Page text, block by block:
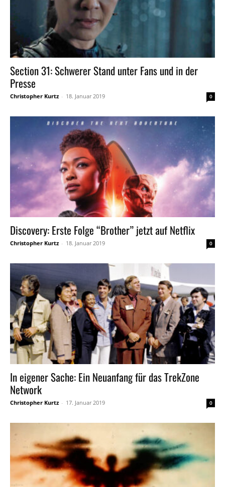
Section 31: Schwerer Stand unter Fans und in der
Presse
Christopher Kurtz - 18. Januar 2019 0
Discovery: Erste Folge “Brother” jetzt auf Netflix
Christopher Kurtz - 18. Januar 2019 0
In eigener Sache: Ein Neuanfang für das TrekZone
Network
Christopher Kurtz - 17. Januar 2019 0